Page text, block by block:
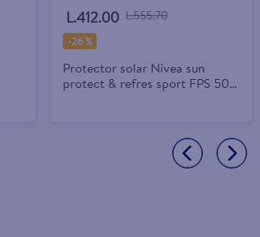
L.412.00 L.555.70
-26 %
Protector solar Nivea sun
protect & refres sport FPS 50 -